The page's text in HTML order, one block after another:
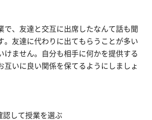
で、友達と交互に出席したなんて話も聞
。友達に代わりに出てもらうことが多い
けません。自分も相手に何かを提供する
互いに良い関係を保てるようにしましょ
認して授業を選ぶ